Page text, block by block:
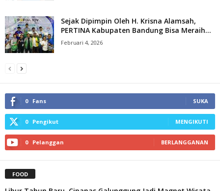
Sejak Dipimpin Oleh H. Krisna Alamsah,
PERTINA Kabupaten Bandung Bisa Meraih...
Februari 4, 2026
0 Fans SUKA
0 Pengikut MENGIKUTI
0 Pelanggan BERLANGGANAN
FOOD